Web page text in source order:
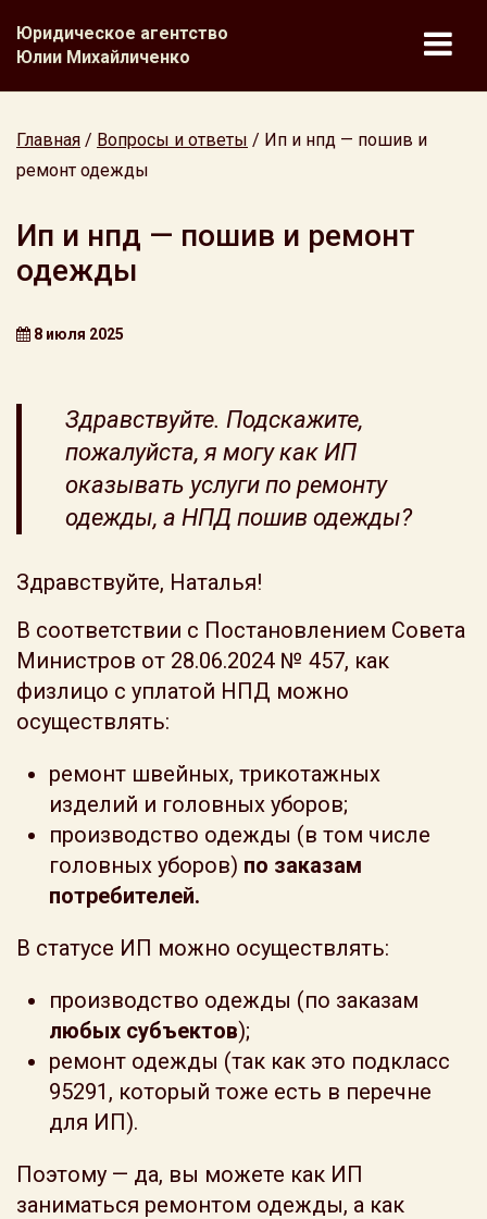
Юридическое агентство
Юлии Михайличенко
Главная / Вопросы и ответы / Ип и нпд — пошив и
ремонт одежды
Ип и нпд — пошив и ремонт
одежды
8 июля 2025
Здравствуйте. Подскажите,
пожалуйста, я могу как ИП
оказывать услуги по ремонту
одежды, а НПД пошив одежды?
Здравствуйте, Наталья!
В соответствии с Постановлением Совета
Министров от 28.06.2024 № 457, как
физлицо с уплатой НПД можно
осуществлять:
ремонт швейных, трикотажных
изделий и головных уборов;
производство одежды (в том числе
головных уборов) по заказам
потребителей.
В статусе ИП можно осуществлять:
производство одежды (по заказам
любых субъектов);
ремонт одежды (так как это подкласс
95291, который тоже есть в перечне
для ИП).
Поэтому — да, вы можете как ИП
заниматься ремонтом одежды, а как